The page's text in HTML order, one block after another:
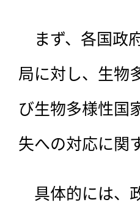
まず、各国政
局に対し、生物
び生物多様性国
失への対応に関
具体的には、